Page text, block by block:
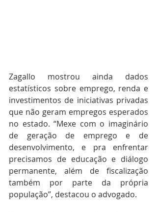
Zagallo mostrou ainda dados
estatísticos sobre emprego, renda e
investimentos de iniciativas privadas
que não geram empregos esperados
no estado. “Mexe com o imaginário
de geração de emprego e de
desenvolvimento, e pra enfrentar
precisamos de educação e diálogo
permanente, além de fiscalização
também por parte da própria
população”, destacou o advogado.